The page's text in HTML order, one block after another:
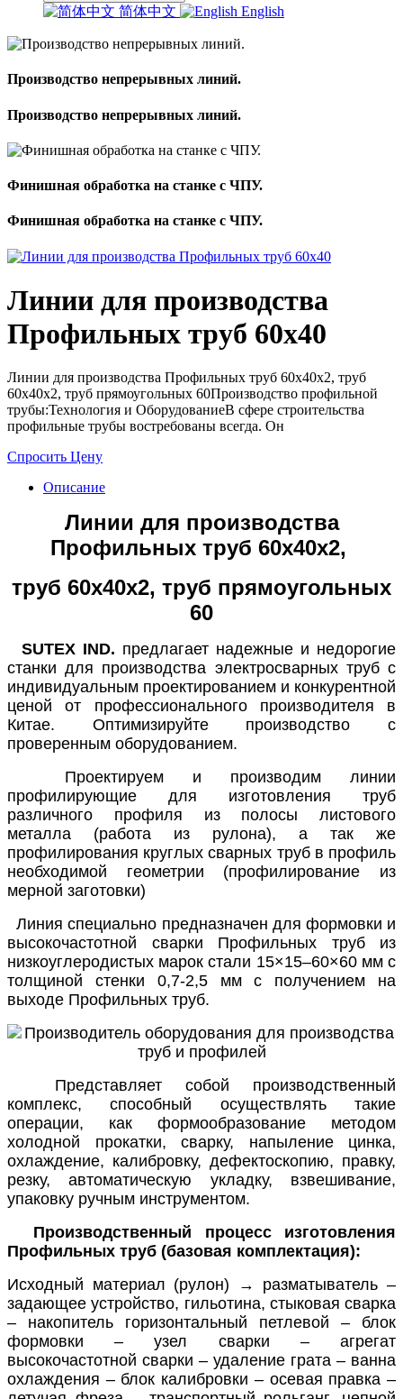
简体中文 English
Производство непрерывных линий.
Производство непрерывных линий.
Финишная обработка на станке с ЧПУ.
Финишная обработка на станке с ЧПУ.
Линии для производства
Профильных труб 60х40
Линии для производства Профильных труб 60х40х2, труб
60х40х2, труб прямоугольных 60Производство профильной
трубы:Технология и ОборудованиеВ сфере строительства
профильные трубы востребованы всегда. Он
Спросить Цену
Описание
Линии для производства
Профильных труб 60х40х2,
труб 60х40х2, труб прямоугольных
60
SUTEX IND. предлагает надежные и недорогие
станки для производства электросварных труб с
индивидуальным проектированием и конкурентной
ценой от профессионального производителя в
Китае. Оптимизируйте производство с
проверенным оборудованием.
Проектируем и производим линии
профилирующие для изготовления труб
различного профиля из полосы листового
металла (работа из рулона), а так же
профилирования круглых сварных труб в профиль
необходимой геометрии (профилирование из
мерной заготовки)
Линия специально предназначен для формовки и
высокочастотной сварки Профильных труб из
низкоуглеродистых марок стали 15×15–60×60 мм с
толщиной стенки 0,7-2,5 мм с получением на
выходе Профильных труб.
Представляет собой производственный
комплекс, способный осуществлять такие
операции, как формообразование методом
холодной прокатки, сварку, напыление цинка,
охлаждение, калибровку, дефектоскопию, правку,
резку, автоматическую укладку, взвешивание,
упаковку ручным инструментом.
Производственный процесс изготовления
Профильных труб (базовая комплектация):
Исходный материал (рулон) → разматыватель –
задающее устройство, гильотина, стыковая сварка
– накопитель горизонтальный петлевой – блок
формовки – узел сварки – агрегат
высокочастотной сварки – удаление грата – ванна
охлаждения – блок калибровки – осевая правка –